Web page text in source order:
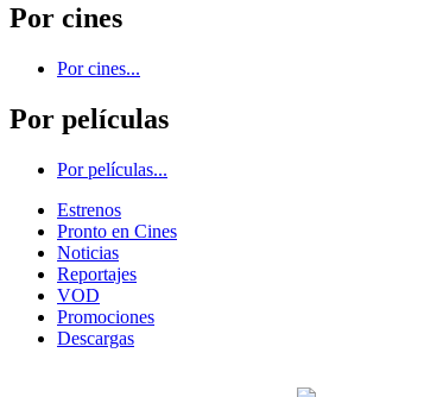
Por cines
Por cines...
Por películas
Por películas...
Estrenos
Pronto en Cines
Noticias
Reportajes
VOD
Promociones
Descargas